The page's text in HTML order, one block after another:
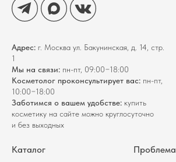
Адрес: г. Москва ул. Бакунинская, д. 14, стр.
1
Мы на связи: пн-пт, 09:00−18:00
Косметолог проконсультирует вас: пн-пт,
10:00−18:00
Заботимся о вашем удобстве: купить
косметику на сайте можно круглосуточно
и без выходных
Проблема
Каталог